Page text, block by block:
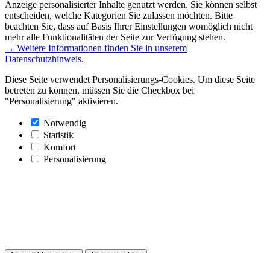
Anzeige personalisierter Inhalte genutzt werden. Sie können selbst
entscheiden, welche Kategorien Sie zulassen möchten. Bitte
beachten Sie, dass auf Basis Ihrer Einstellungen womöglich nicht
mehr alle Funktionalitäten der Seite zur Verfügung stehen.
→ Weitere Informationen finden Sie in unserem
Datenschutzhinweis.
Diese Seite verwendet Personalisierungs-Cookies. Um diese Seite
betreten zu können, müssen Sie die Checkbox bei
"Personalisierung" aktivieren.
Notwendig
Statistik
Komfort
Personalisierung